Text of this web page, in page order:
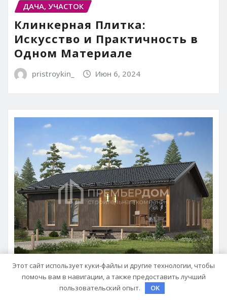
ДАЧА, УЧАСТОК
Клинкерная Плитка:
Искусство и Практичность в
Одном Материале
pristroykin_ Июн 6, 2024
ДАЧА, УЧАСТОК
Этот сайт использует куки-файлы и другие технологии, чтобы
помочь вам в навигации, а также предоставить лучший
пользовательский опыт.
OK